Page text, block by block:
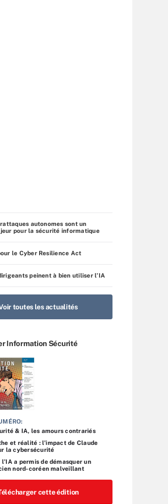
autonomes sont un
pour la sécurité informatique
le Cyber Resilience Act
peinent à bien utiliser l’IA
toutes les actualités
Information Sécurité
& IA, les amours contrariés
et réalité : l’impact de Claude
la cybersécurité
a permis de démasquer un
nord-coréen malveillant
cette édition